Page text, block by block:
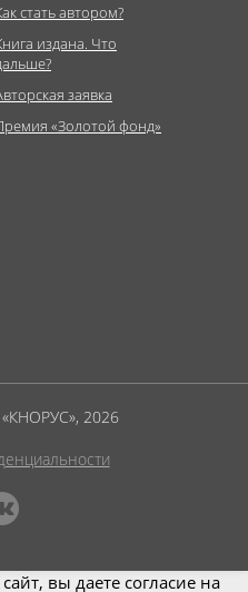
стать автором?
издана. Что
заявка
«Золотой фонд»
2026
вы даете согласие на